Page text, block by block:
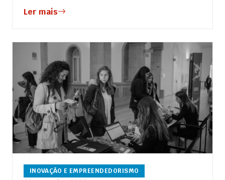
Ler mais
INOVAÇÃO E EMPREENDEDORISMO